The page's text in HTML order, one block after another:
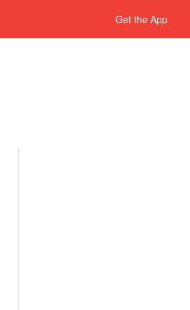
Get the App